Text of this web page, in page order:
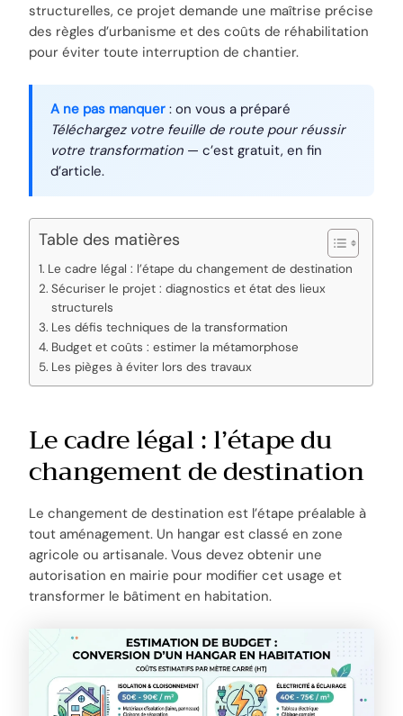
structurelles, ce projet demande une maîtrise précise
des règles d’urbanisme et des coûts de réhabilitation
pour éviter toute interruption de chantier.
A ne pas manquer : on vous a préparé
Téléchargez votre feuille de route pour réussir
votre transformation — c’est gratuit, en fin
d’article.
Table des matières
Le cadre légal : l’étape du changement de destination
Sécuriser le projet : diagnostics et état des lieux
structurels
Les défis techniques de la transformation
Budget et coûts : estimer la métamorphose
Les pièges à éviter lors des travaux
Le cadre légal : l’étape du
changement de destination
Le changement de destination est l’étape préalable à
tout aménagement. Un hangar est classé en zone
agricole ou artisanale. Vous devez obtenir une
autorisation en mairie pour modifier cet usage et
transformer le bâtiment en habitation.